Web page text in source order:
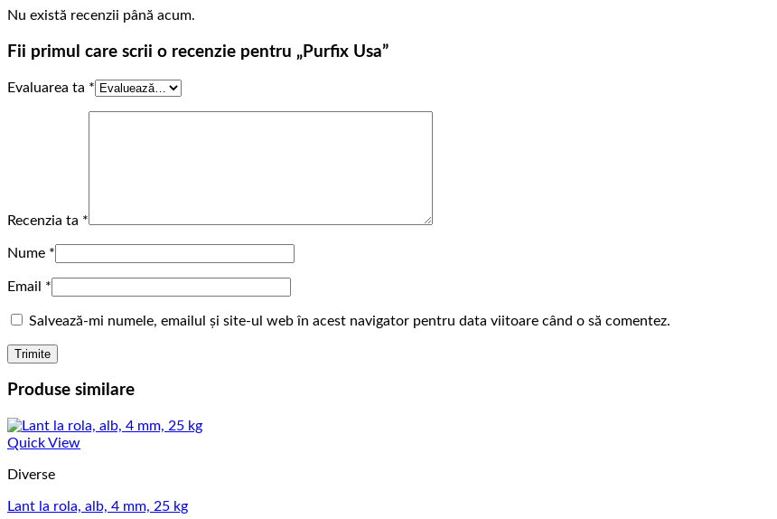
Nu există recenzii până acum.
Fii primul care scrii o recenzie pentru „Purfix Usa”
Evaluarea ta *
Recenzia ta *
Nume *
Email *
Salvează-mi numele, emailul și site-ul web în acest navigator pentru data viitoare când o să comentez.
Produse similare
Quick View
Diverse
Lant la rola, alb, 4 mm, 25 kg